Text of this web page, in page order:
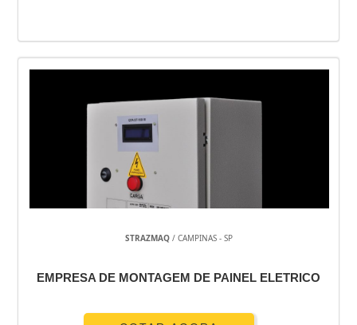
STRAZMAQ/ CAMPINAS - SP
EMPRESA DE MONTAGEM DE PAINEL ELETRICO